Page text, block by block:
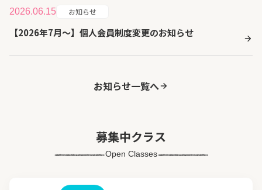
2026.06.15 お知らせ
【2026年7月〜】個人会員制度変更のお知らせ
お知らせ一覧へ
募集中クラス
Open Classes